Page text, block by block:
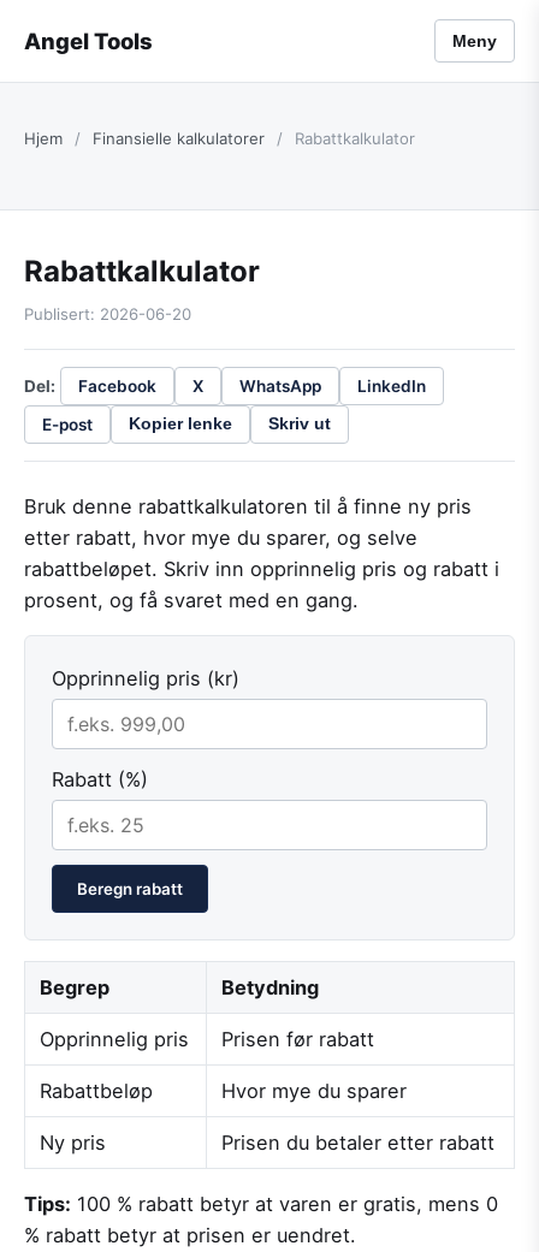
Angel Tools Meny
Hjem / Finansielle kalkulatorer / Rabattkalkulator
Rabattkalkulator
Publisert: 2026-06-20
Del: Facebook X WhatsApp
LinkedIn
E-post
Kopier lenke Skriv ut
Bruk denne rabattkalkulatoren til å finne ny pris
etter rabatt, hvor mye du sparer, og selve
rabattbeløpet. Skriv inn opprinnelig pris og rabatt i
prosent, og få svaret med en gang.
Opprinnelig pris (kr)
Rabatt (%)
Beregn rabatt
Begrep Betydning
Opprinnelig pris Prisen før rabatt
Rabattbeløp Hvor mye du sparer
Ny pris Prisen du betaler etter rabatt
Tips: 100 % rabatt betyr at varen er gratis, mens 0
% rabatt betyr at prisen er uendret.